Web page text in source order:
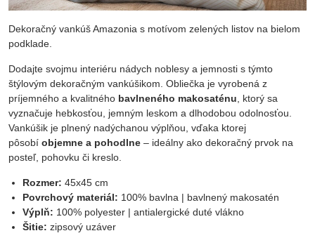
Dekoračný vankúš Amazonia s motívom zelených listov na bielom
podklade.
Dodajte svojmu interiéru nádych noblesy a jemnosti s týmto
štýlovým dekoračným vankúšikom. Obliečka je vyrobená z
príjemného a kvalitného bavlneného makosaténu , ktorý sa
vyznačuje hebkosťou, jemným leskom a dlhodobou odolnosťou.
Vankúšik je plnený nadýchanou výplňou, vďaka ktorej
pôsobí objemne a pohodlne – ideálny ako dekoračný prvok na
posteľ, pohovku či kreslo.
Rozmer: 45x45 cm
Povrchový materiál: 100% bavlna | bavlnený makosatén
Výplň: 100% polyester | antialergické duté vlákno
Šitie: zipsový uzáver